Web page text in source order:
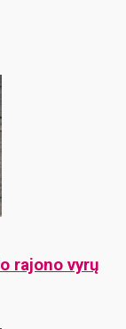
rajono vyrų